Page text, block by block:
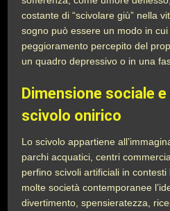
costante di “scivolare giù” nella
sogno può essere un modo in
peggioramento percepito del
un quadro depressivo o in una
Dimensione sociale
scivolo onirico
Lo scivolo appartiene
parchi acquatici, centri
perfino scivoli artificiali in contesti
molte società contemporanee
divertimento, spensieratezza,